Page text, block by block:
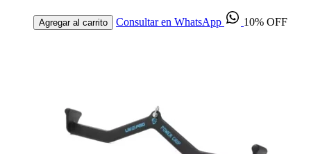
Agregar al carrito Consultar en WhatsApp 10% OFF